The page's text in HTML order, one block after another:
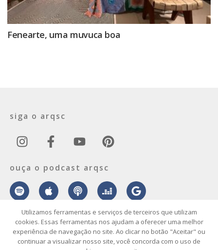
Fenearte, uma muvuca boa
siga o arqsc
ouça o podcast arqsc
sobre contato envie seu projeto publicidade vídeo podcast
Utilizamos ferramentas e serviços de terceiros que utilizam
cookies. Essas ferramentas nos ajudam a oferecer uma melhor
experiência de navegação no site. Ao clicar no botão "Aceitar" ou
continuar a visualizar nosso site, você concorda com o uso de